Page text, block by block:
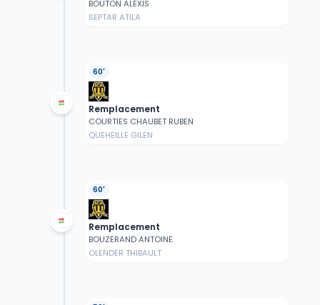
BOUTON ALEXIS
SEPTAR ATILA
60'
Remplacement
COURTIES CHAUBET RUBEN
QUEHEILLE GILEN
60'
Remplacement
BOUZERAND ANTOINE
OLENDER THIBAULT